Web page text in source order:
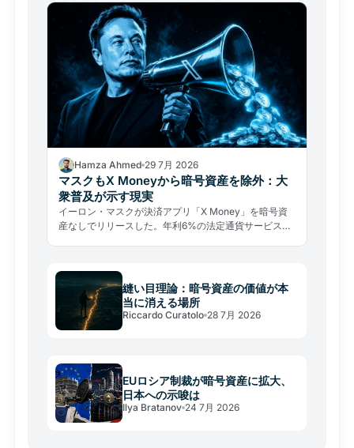
Hamza Ahmed 29 7月 2026
マスクもX Moneyから暗号資産を除外：大
衆普及が示す現実
イーロン・マスクが決済アプリ「X Money」を暗号資
産なしでリリースした。年利6%の法定通貨サービスが
縫い目理論：暗号資産の価値が本
当に消える場所
Riccardo Curatolo 28 7月 2026
EUロシア制裁が暗号資産に拡大、
日本への示唆は
Ilya Bratanov 24 7月 2026